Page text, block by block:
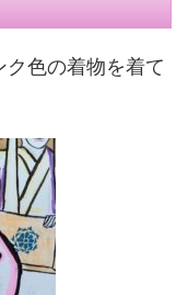
ク色の着物を着て